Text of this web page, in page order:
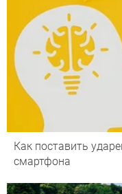
Как поставить
смартфона